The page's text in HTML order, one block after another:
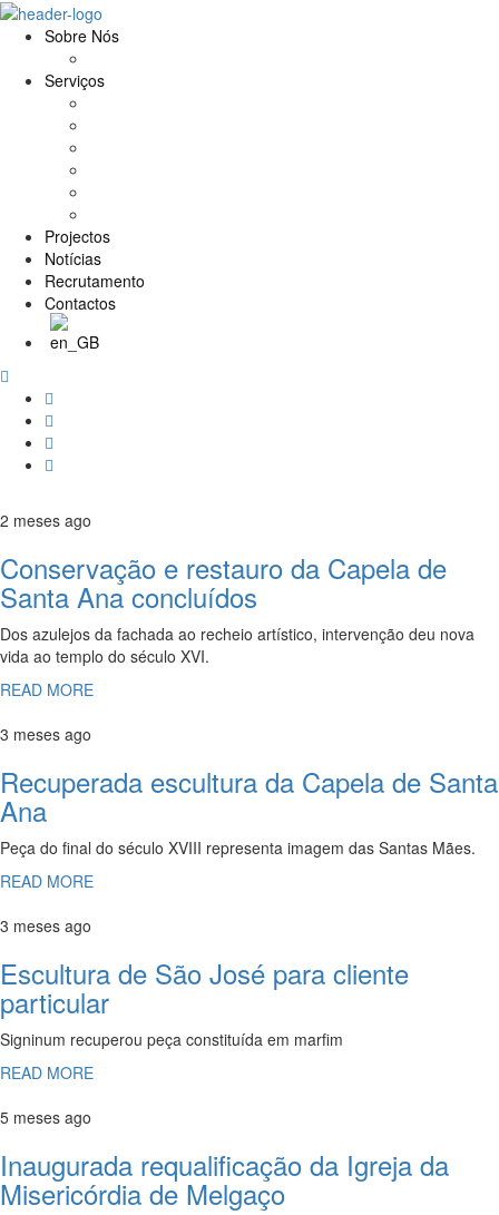
Sobre Nós
Serviços
Projectos
Notícias
Recrutamento
Contactos
2 meses ago
Conservação e restauro da Capela de
Santa Ana concluídos
Dos azulejos da fachada ao recheio artístico, intervenção deu nova
vida ao templo do século XVI.
READ MORE
3 meses ago
Recuperada escultura da Capela de Santa
Ana
Peça do final do século XVIII representa imagem das Santas Mães.
READ MORE
3 meses ago
Escultura de São José para cliente
particular
Signinum recuperou peça constituída em marfim
READ MORE
5 meses ago
Inaugurada requalificação da Igreja da
Misericórdia de Melgaço